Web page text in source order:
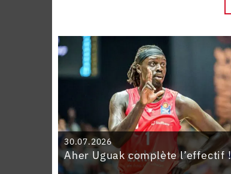
30.07.2026
Aher Uguak complète l’effectif !